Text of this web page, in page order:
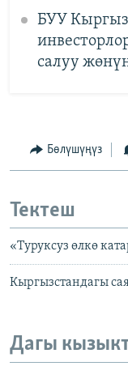
БУУ
салуу
Бөлүшүңүз
Тектеш
«Туруксуз өлкө
Кыргызстандагы
Дагы